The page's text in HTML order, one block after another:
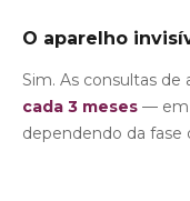
O aparelho
Sim. As consultas
cada 3 meses — em
dependendo da fase